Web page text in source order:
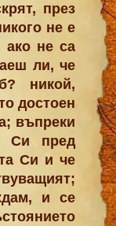
през
не е
ако не са
ли, че
никой,
достоен
въпреки
Си пред
Си и че
и се